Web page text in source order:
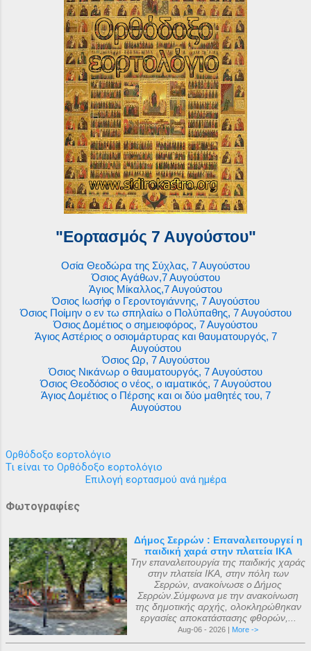
"Εορτασμός 7 Αυγούστου"
Οσία Θεοδώρα της Σύχλας, 7 Αυγούστου
Όσιος Αγάθων,7 Αυγούστου
Άγιος Μίκαλλος,7 Αυγούστου
Όσιος Ιωσήφ ο Γεροντογιάννης, 7 Αυγούστου
Όσιος Ποίμην ο εν τω σπηλαίω ο Πολύπαθης, 7 Αυγούστου
Όσιος Δομέτιος ο σημειοφόρος, 7 Αυγούστου
Άγιος Αστέριος ο οσιομάρτυρας και θαυματουργός, 7
Αυγούστου
Όσιος Ωρ, 7 Αυγούστου
Όσιος Νικάνωρ ο θαυματουργός, 7 Αυγούστου
Όσιος Θεοδόσιος ο νέος, ο ιαματικός, 7 Αυγούστου
Άγιος Δομέτιος ο Πέρσης και οι δύο μαθητές του, 7
Αυγούστου
Ορθόδοξο εορτολόγιο
Τι είναι το Ορθόδοξο εορτολόγιο
Επιλογή εορτασμού ανά ημέρα
Φωτογραφίες
Δήμος Σερρών : Επαναλειτουργεί η
παιδική χαρά στην πλατεία ΙΚΑ
Την επαναλειτουργία της παιδικής χαράς
στην πλατεία ΙΚΑ, στην πόλη των
Σερρών, ανακοίνωσε ο Δήμος
Σερρών.Σύμφωνα με την ανακοίνωση
της δημοτικής αρχής, ολοκληρώθηκαν
εργασίες αποκατάστασης φθορών,...
Aug-06 - 2026 | More ->